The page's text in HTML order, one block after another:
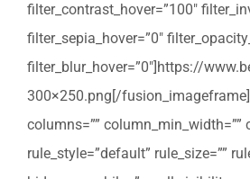
filter_contrast_hover=”100″
filter_sepia_hover=”0″
filter_blur_hover=”0″]https://
300×250.png[/
columns=”” column_min_width=””
rule_style=”default” rule_size=””